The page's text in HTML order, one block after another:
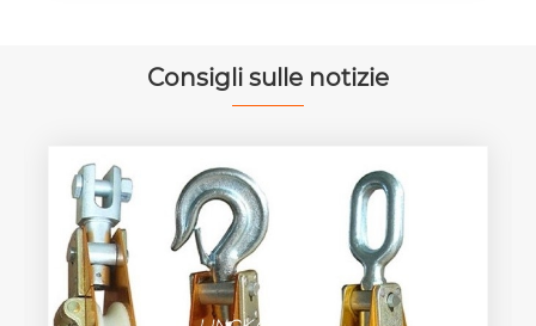
Consigli sulle notizie